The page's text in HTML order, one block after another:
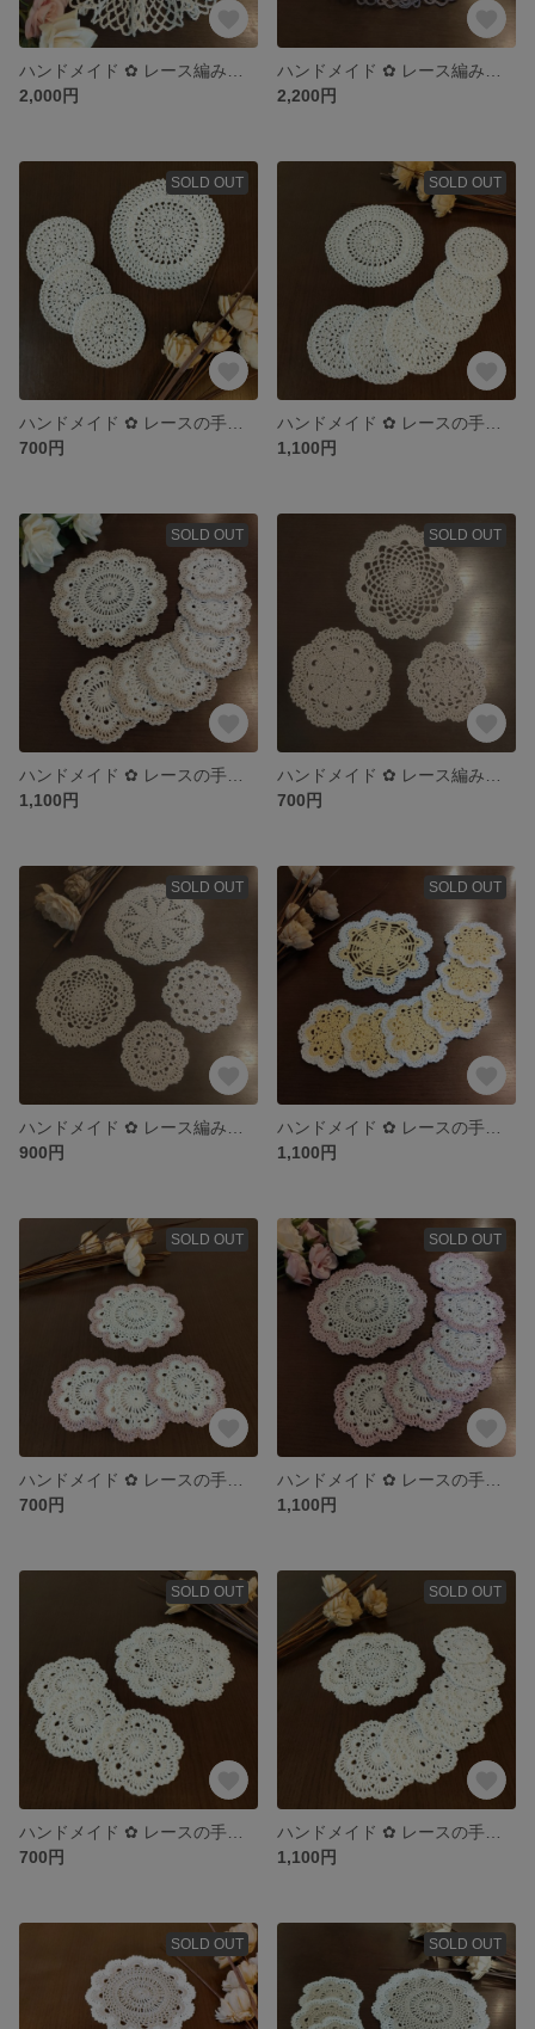
2,000円
2,200円
SOLD OUT
700円
SOLD OUT
1,100円
SOLD OUT
1,100円
SOLD OUT
700円
SOLD OUT
900円
SOLD OUT
1,100円
SOLD OUT
700円
SOLD OUT
1,100円
SOLD OUT
700円
SOLD OUT
1,100円
SOLD OUT SOLD OUT